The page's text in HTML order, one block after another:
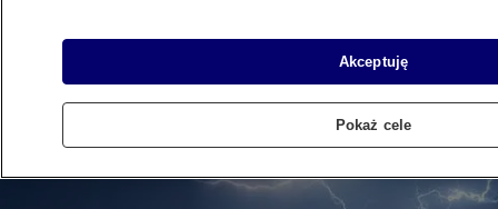
Akceptuję
Pokaż cele